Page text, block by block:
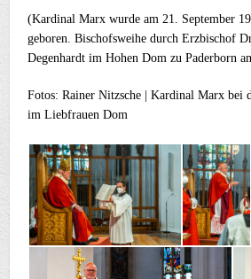
(Kardinal Marx wurde am 21. September
geboren. Bischofsweihe durch Erzbischof
Degenhardt im Hohen Dom zu Paderborn
Fotos: Rainer Nitzsche | Kardinal Marx bei
im Liebfrauen Dom